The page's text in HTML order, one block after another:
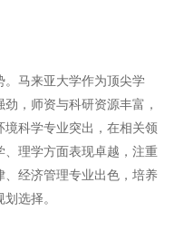
。马来亚大学作为顶尖学
，师资与科研资源丰富，
科学专业突出，在相关领
理学方面表现卓越，注重
、经济管理专业出色，培养
选择。